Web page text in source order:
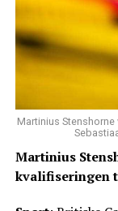
Martinius
Martinius
kvalifiseringen